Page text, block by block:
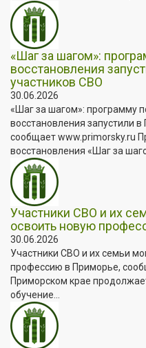
«Шаг за шагом»:
восстановления
участников СВО
30.06.2026
«Шаг за шагом»: программу
восстановления запустили
сообщает www.primorsky.ru
восстановления «Шаг за
Участники СВО и их
освоить новую
30.06.2026
Участники СВО и их семьи
профессию в Приморье,
Приморском крае
обучение...